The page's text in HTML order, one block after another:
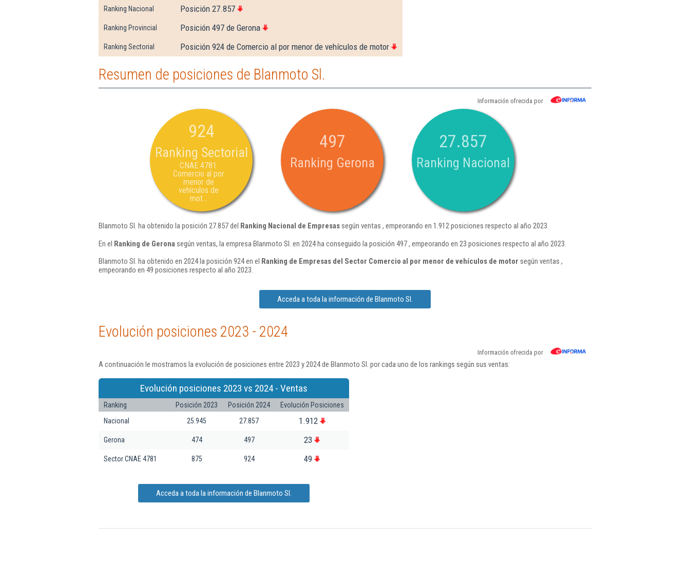
Ranking Nacional Posición 27.857
Ranking Provincial Posición 497 de Gerona
Ranking Sectorial Posición 924 de Comercio al por menor de vehículos de motor
Resumen de posiciones de Blanmoto Sl.
Información ofrecida por
924
Ranking Sectorial
CNAE 4781:
Comercio al por
menor de
vehículos de
mot...
497
Ranking Gerona
27.857
Ranking Nacional
Blanmoto Sl. ha obtenido la posición 27.857 del Ranking Nacional de Empresassegún ventas , empeorando en 1.912 posiciones respecto al año 2023.
En el Ranking de Gerona según ventas, la empresa Blanmoto Sl. en 2024 ha conseguido la posición 497 , empeorando en 23 posiciones respecto al año 2023.
Blanmoto Sl. ha obtenido en 2024 la posición 924 en el Ranking de Empresas del Sector Comercio al por menor de vehículos de motor según ventas ,
empeorando en 49 posiciones respecto al año 2023.
Acceda a toda la información de Blanmoto Sl.
Evolución posiciones 2023 - 2024
Información ofrecida por
A continuación le mostramos la evolución de posiciones entre 2023 y 2024 de Blanmoto Sl. por cada uno de los rankings según sus ventas:
Evolución posiciones 2023 vs 2024 - Ventas
Ranking Posición 2023 Posición 2024
Evolución Posiciones
Nacional
25.945 27.857 1.912
Gerona 474 497 23
Sector CNAE 4781 875 924 49
Acceda a toda la información de Blanmoto Sl.